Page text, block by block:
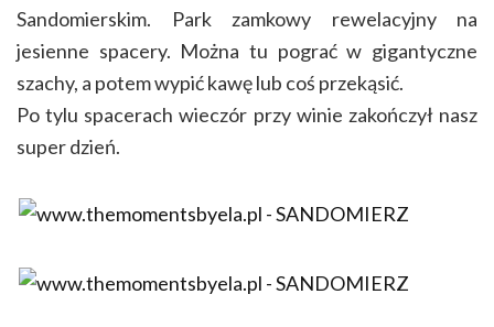
Sandomierskim. Park zamkowy rewelacyjny na
jesienne spacery. Można tu pograć w gigantyczne
szachy, a potem wypić kawę lub coś przekąsić.
Po tylu spacerach wieczór przy winie zakończył nasz
super dzień.